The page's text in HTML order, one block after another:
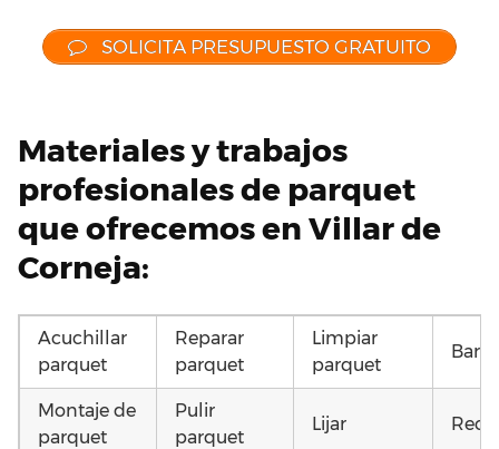
SOLICITA PRESUPUESTO GRATUITO
Materiales y trabajos
profesionales de parquet
que ofrecemos en Villar de
Corneja:
Acuchillar
parquet
Reparar
parquet
Limpiar
parquet
Montaje de
parquet
Pulir
parquet
Lijar